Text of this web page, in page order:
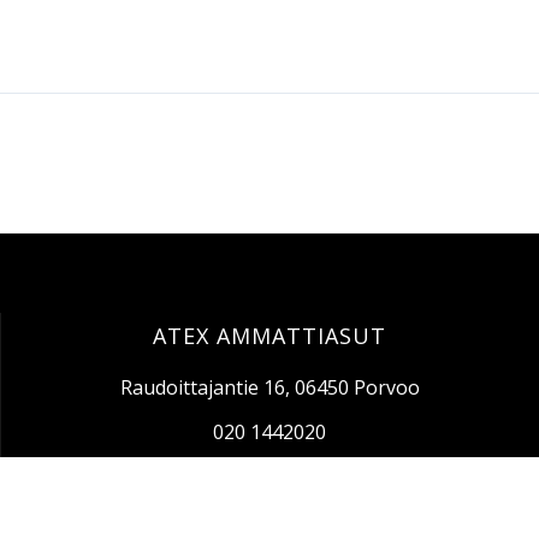
ATEX AMMATTIASUT
Raudoittajantie 16, 06450 Porvoo
020 1442020